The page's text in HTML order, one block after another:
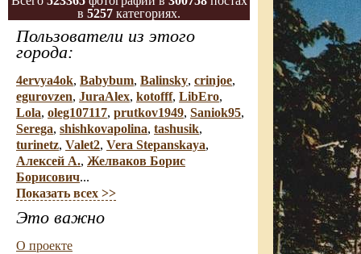
в 5257 категориях.
Пользователи из этого
города:
4ervya4ok, Babybum, Balinsky, crinjoe,
egurovzen, JuraAlex, kotofff, LibEro,
Lola, oleg107117, prutkov1949, Saniok95,
Serega, shishkovapolina, tashusik,
turinetz, Valet2, Vera Stepanskaya,
Алексей А., Желваков Борис
Борисович...
Показать всех >>
Это важно
О проекте